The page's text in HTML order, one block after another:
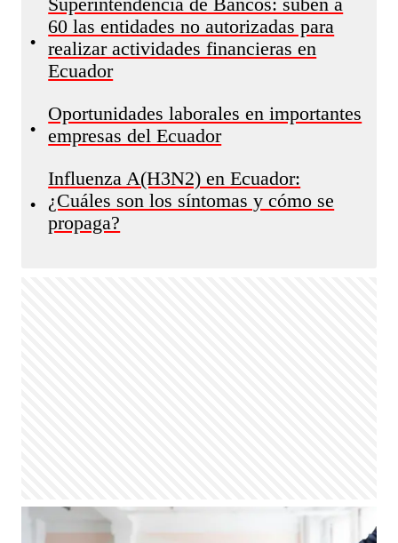
•
Superintendencia de Bancos: suben a
60 las entidades no autorizadas para
realizar actividades financieras en
Ecuador
•
Oportunidades laborales en importantes
empresas del Ecuador
•
Influenza A(H3N2) en Ecuador:
¿Cuáles son los síntomas y cómo se
propaga?